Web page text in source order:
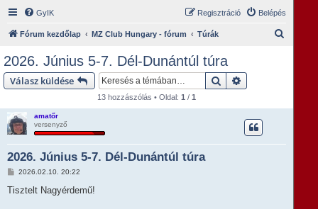
GyIK Belépés
Regisztráció
Fórum kezdőlap MZ Club Hungary - fórum Túrák
2026. Június 5-7. Dél-Dunántúl túra
Válasz küldése Keresés
13 hozzászólás • Oldal:1 /1
amatőr
versenyző
2026. Június 5-7. Dél-Dunántúl túra
H
z
2026.02.10. 20:22
Tisztelt Nagyérdemű!